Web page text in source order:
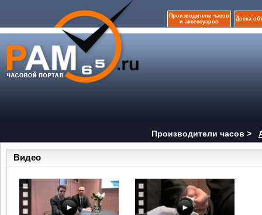
Производители часов
и аксессуаров
Доска
Производители часов >
Видео